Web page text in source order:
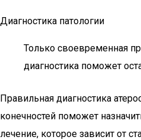
Диагностика патологии
Только своевременная
диагностика поможет
Правильная диагностика
конечностей поможет
лечение, которое зависит от